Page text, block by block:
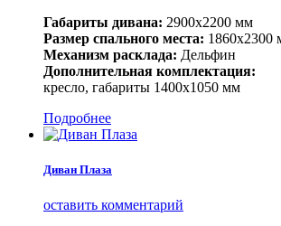
Габариты дивана: 2900х2200 мм
Размер спального места: 1860х2300
Механизм расклада: Дельфин
Дополнительная комплектация:
кресло, габариты 1400х1050 мм
Подробнее
Диван Плаза
оставить комментарий